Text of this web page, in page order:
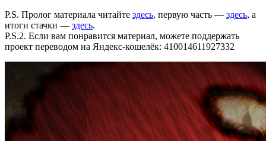
P.S. Пролог материала читайте здесь, первую часть — здесь, а
итоги стачки — здесь.
P.S.2. Если вам понравится материал, можете поддержать
проект переводом на Яндекс-кошелёк: 410014611927332